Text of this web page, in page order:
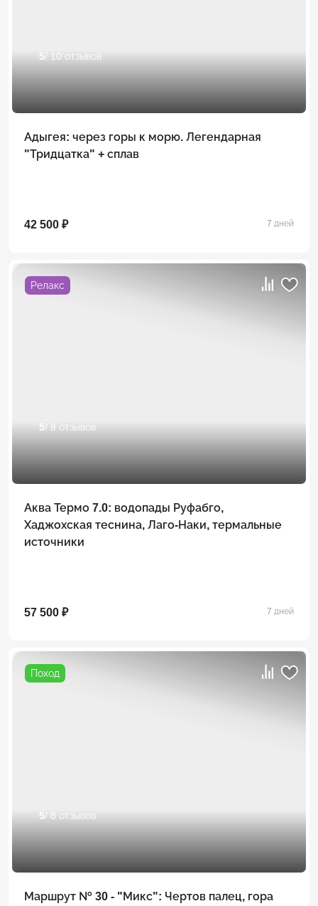
5/ 10 отзывов
Адыгея: через горы к морю. Легендарная
"Тридцатка" + сплав
42 500 ₽ 7 дней
Релакс
5/ 8 отзывов
Аква Термо 7.0: водопады Руфабго,
Хаджохская теснина, Лаго-Наки, термальные
источники
57 500 ₽ 7 дней
Поход
5/ 8 отзывов
Маршрут № 30 - "Микс": Чертов палец, гора